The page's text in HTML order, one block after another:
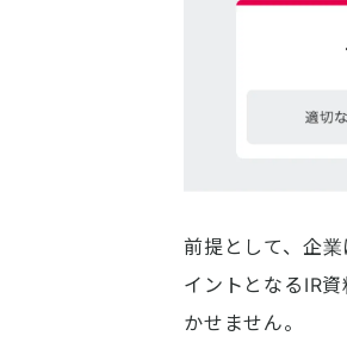
前提として、企
イントとなるIR
かせません。